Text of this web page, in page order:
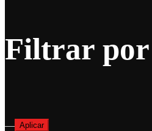
Filtrar por
— Aplicar